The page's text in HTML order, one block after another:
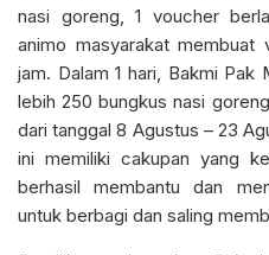
nasi goreng, 1 voucher
animo masyarakat membuat
jam. Dalam 1 hari, Bakmi Pak
lebih 250 bungkus nasi
dari tanggal 8 Agustus – 23
ini memiliki cakupan yang
berhasil membantu dan
untuk berbagi dan saling